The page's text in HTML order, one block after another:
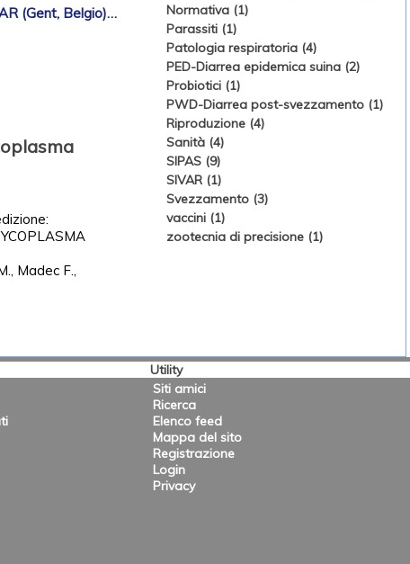
(Gent, Belgio)…
Madec F.,
Normativa (1)
Parassiti (1)
Patologia respiratoria (4)
PED-Diarrea epidemica suina (2)
Probiotici (1)
PWD-Diarrea post-svezzamento (1)
Riproduzione (4)
Sanità (4)
SIPAS (9)
SIVAR (1)
Svezzamento (3)
vaccini (1)
zootecnia di precisione (1)
Utility
Siti amici
Ricerca
Elenco feed
Mappa del sito
Registrazione
Login
Privacy